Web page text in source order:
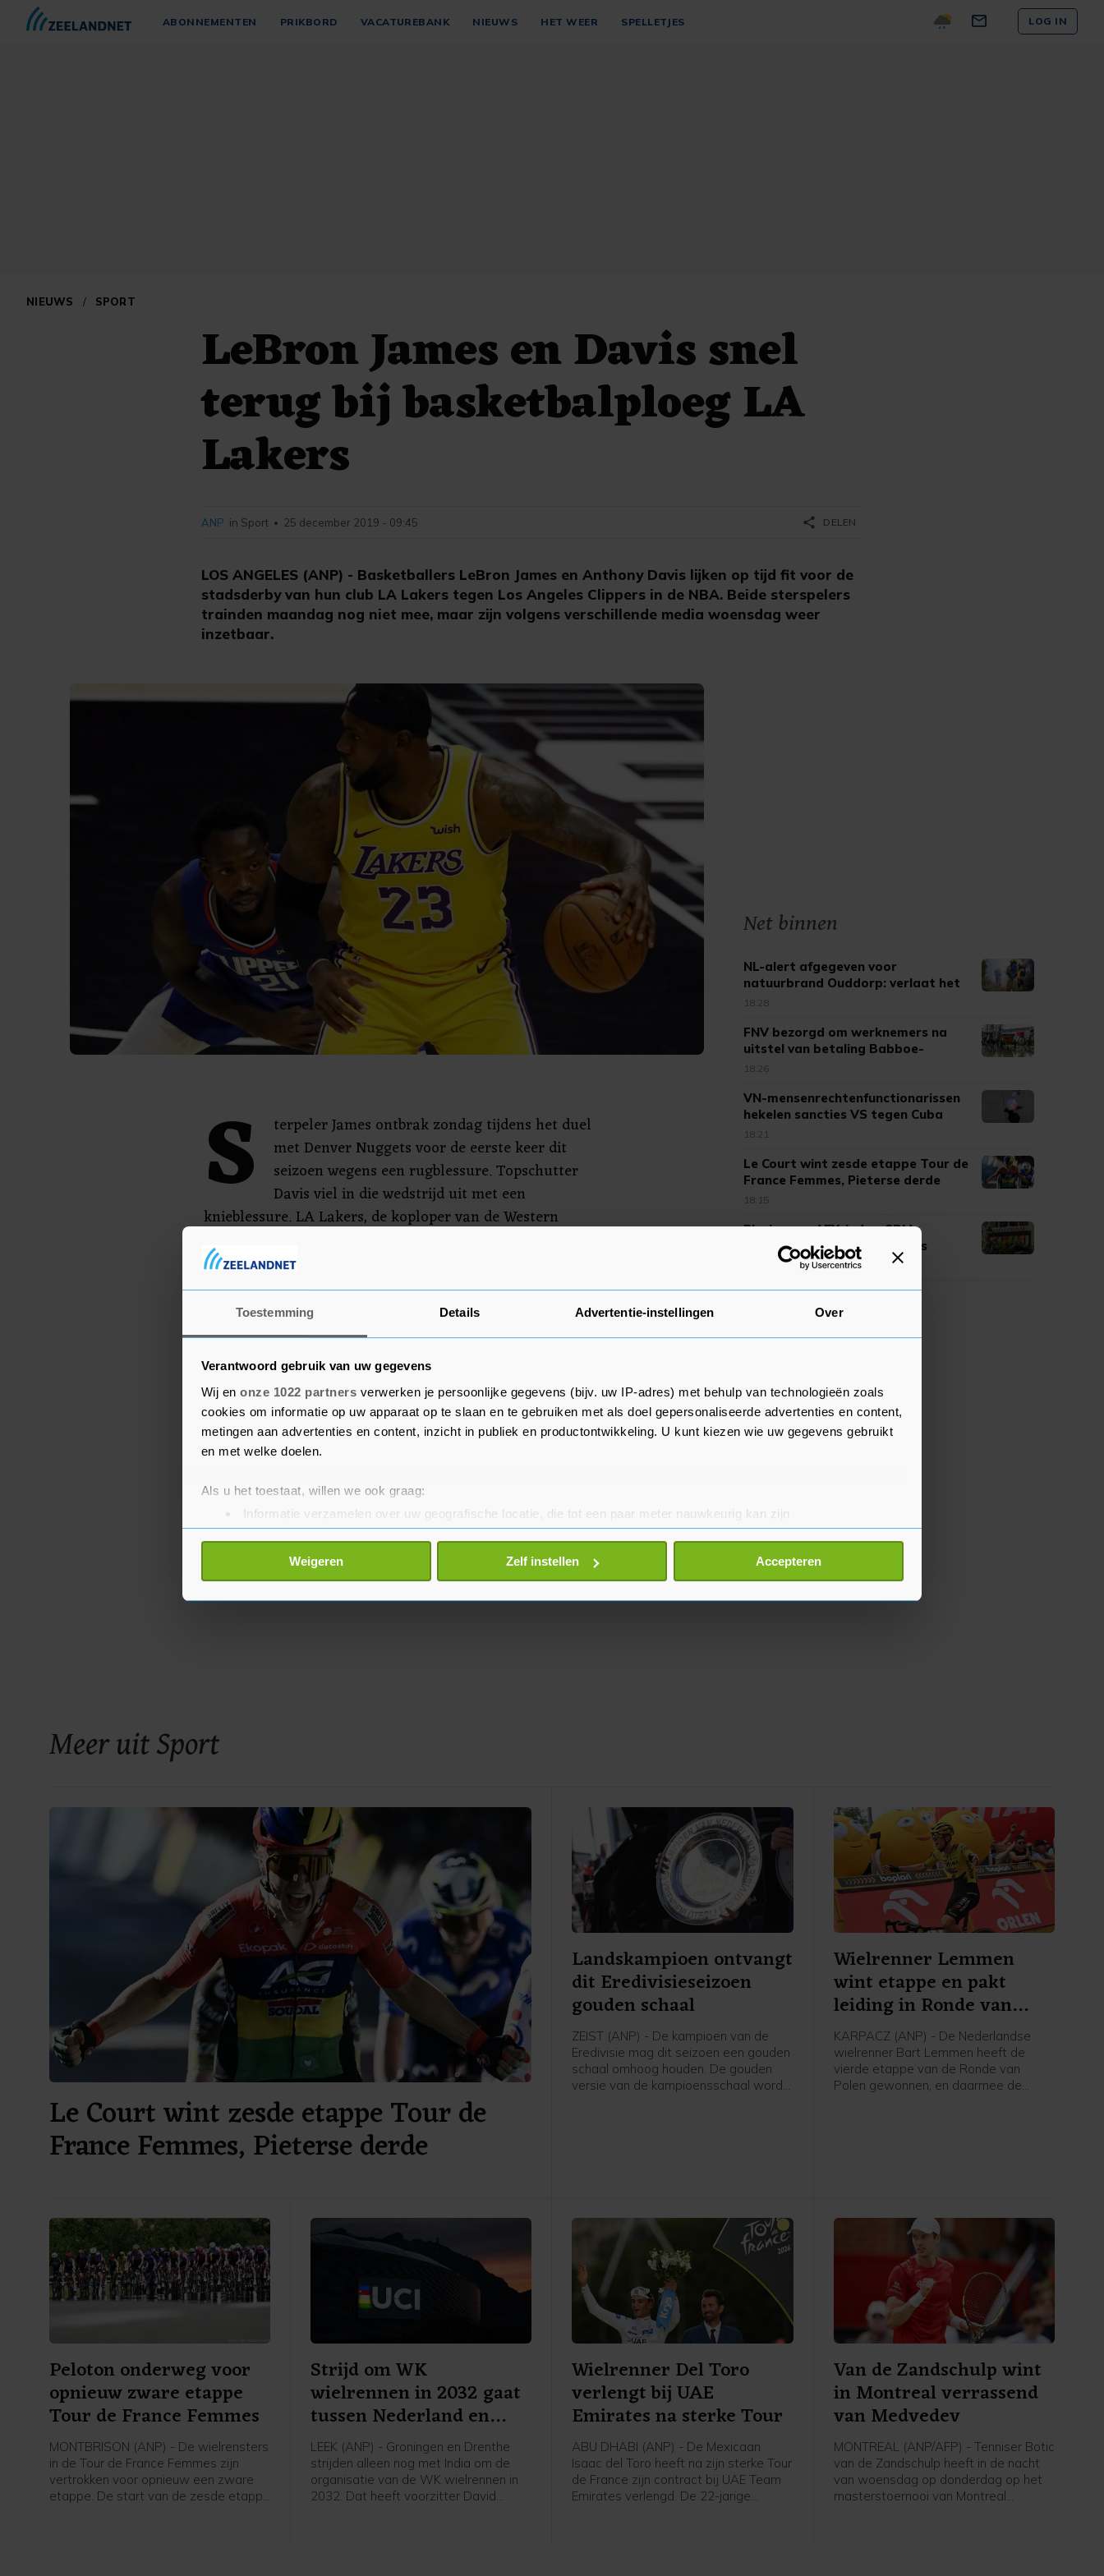
Toestemming Details Advertentie-instellingen Over
Verantwoord gebruik van uw gegevens
Wij en onze 1022 partners verwerken je persoonlijke gegevens (bijv. uw IP-adres) met behulp van technologieën zoals
cookies om informatie op uw apparaat op te slaan en te gebruiken met als doel gepersonaliseerde advertenties en content,
metingen aan advertenties en content, inzicht in publiek en productontwikkeling. U kunt kiezen wie uw gegevens gebruikt
en met welke doelen.
Als u het toestaat, willen we ook graag:
Informatie verzamelen over uw geografische locatie, die tot een paar meter nauwkeurig kan zijn
Uw apparaat identificeren door het actief te scannen op specifieke eigenschappen (fingerprinting)
Lees meer over hoe uw persoonlijke gegevens worden verwerkt en stel uw voorkeuren in het
detailgedeelte
toestemming op elk moment wijzigen of intrekken in de Cookieverklaring.
Weigeren Zelf instellen Accepteren
ABONNEMENTEN PRIKBORD VACATUREBANK NIEUWS HET WEER SPELLETJES LOG IN
NIEUWS / SPORT
LeBron James en Davis snel
terug bij basketbalploeg LA
Lakers
LOS ANGELES (ANP) - Basketballers LeBron James en Anthony Davis lijken op tijd fit voor de
stadsderby van hun club LA Lakers tegen Los Angeles Clippers in de NBA. Beide sterspelers
trainden maandag nog niet mee, maar zijn volgens verschillende media woensdag weer
inzetbaar.
ANP in Sport • 25 december 2019 - 09:45 share DELEN
S
terpeler James ontbrak zondag tijdens het duel
met Denver Nuggets voor de eerste keer dit
seizoen wegens een rugblessure. Topschutter
Davis viel in die wedstrijd uit met een
knieblessure. LA Lakers, de koploper van de Western
Los Angeles Clippers is de nummer vier van de Western
Conference. De ploeg was in oktober te sterk voor de
Lakers: 112-102.
Meer uit Sport
Le Court wint zesde etappe Tour de
France Femmes, Pieterse derde
Landskampioen ontvangt
dit Eredivisieseizoen
gouden schaal
ZEIST (ANP) - De kampioen van de
Eredivisie mag dit seizoen een gouden
schaal omhoog houden. De gouden
versie van de kampioensschaal wordt
Wielrenner Lemmen
wint etappe en pakt
leiding in Ronde van
Polen
KARPACZ (ANP) - De Nederlandse
wielrenner Bart Lemmen heeft de
vierde etappe van de Ronde van
Polen gewonnen, en daarmee de
Peloton onderweg voor
opnieuw zware etappe
Tour de France Femmes
MONTBRISON (ANP) - De wielrensters
in de Tour de France Femmes zijn
vertrokken voor opnieuw een zware
etappe. De start van de zesde etappe
Strijd om WK
wielrennen in 2032 gaat
tussen Nederland en
India
LEEK (ANP) - Groningen en Drenthe
strijden alleen nog met India om de
organisatie van de WK wielrennen in
2032. Dat heeft voorzitter David
Wielrenner Del Toro
verlengt bij UAE
Emirates na sterke Tour
ABU DHABI (ANP) - De Mexicaan
Isaac del Toro heeft na zijn sterke Tour
de France zijn contract bij UAE Team
Emirates verlengd. De 22-jarige
Van de Zandschulp wint
in Montreal verrassend
van Medvedev
MONTREAL (ANP/AFP) - Tenniser Botic
van de Zandschulp heeft in de nacht
van woensdag op donderdag op het
masterstoernooi van Montreal
Net binnen
NL-alert afgegeven voor
natuurbrand Ouddorp: verlaat het
gebied
18:28
FNV bezorgd om werknemers na
uitstel van betaling Babboe-
moeder
18:26
VN-mensenrechtenfunctionarissen
hekelen sancties VS tegen Cuba
18:21
Le Court wint zesde etappe Tour de
France Femmes, Pieterse derde
18:15
Plusje voor AEX-index, SBM
Offshore fors hoger na cijfers